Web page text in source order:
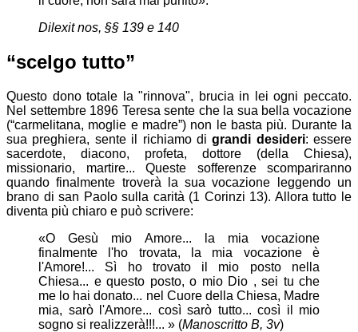
Dilexit nos, §§ 139 e 140
“scelgo tutto”
Questo dono totale la "rinnova", brucia in lei ogni peccato.
Nel settembre 1896 Teresa sente che la sua bella vocazione
(“carmelitana, moglie e madre”) non le basta più. Durante la
sua preghiera, sente il richiamo digrandi desideri: essere
sacerdote, diacono, profeta, dottore (della Chiesa),
missionario, martire... Queste sofferenze scompariranno
quando finalmente troverà la sua vocazione leggendo un
brano di san Paolo sulla carità (1 Corinzi 13). Allora tutto le
diventa più chiaro e può scrivere:
«O Gesù mio Amore... la mia vocazione
finalmente l'ho trovata, la mia vocazione è
l'Amore!... Sì ho trovato il mio posto nella
Chiesa... e questo posto, o mio Dio , sei tu che
me lo hai donato... nel Cuore della Chiesa, Madre
mia, sarò l'Amore... così sarò tutto... così il mio
sogno si realizzerà!!!... » (Manoscritto B, 3v)